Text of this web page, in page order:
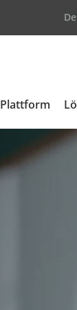
Plattform